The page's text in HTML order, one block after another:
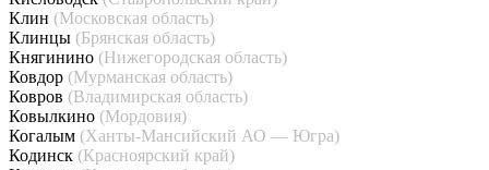
Клин (Московская область)
Клинцы (Брянская область)
Княгинино (Нижегородская область)
Ковдор (Мурманская область)
Ковров (Владимирская область)
Ковылкино (Мордовия)
Когалым (Ханты-Мансийский АО — Югра)
Кодинск (Красноярский край)